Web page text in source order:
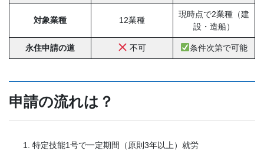
対象業種 12業種
現時点で2業種（建
設・造船）
永住申請の道 不可 条件次第で可能
申請の流れは？
特定技能1号で一定期間（原則3年以上）就労